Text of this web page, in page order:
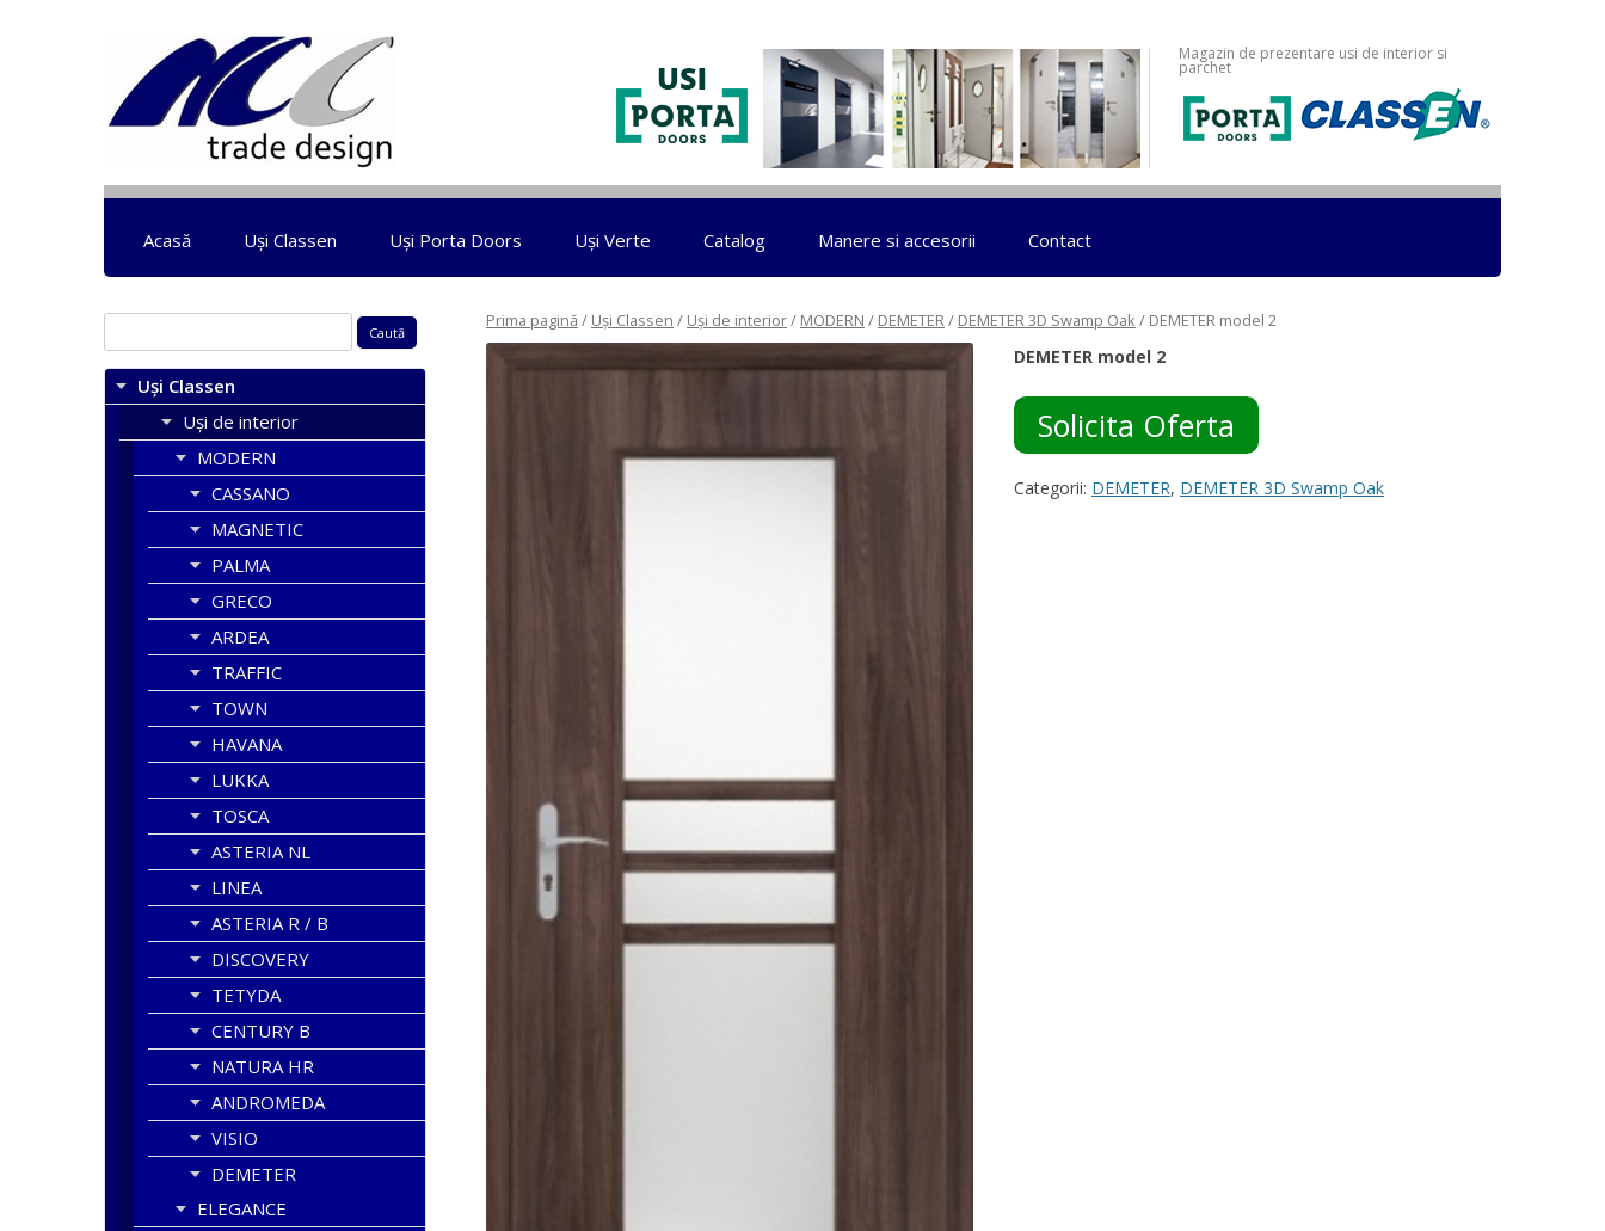
Magazin de prezentare usi de interior si
parchet
Sari la conținut
Acasă Uși Classen Uși Porta Doors Uși Verte Catalog Manere si accesorii Contact
Prima pagină / Uși Classen / Uși de interior/ MODERN / DEMETER/ DEMETER 3D Swamp Oak / DEMETER model 2
DEMETER model 2
Solicita Oferta
Categorii: DEMETER, DEMETER 3D Swamp Oak
după:
Uși Classen
Uși de interior
MODERN
CASSANO
MAGNETIC
PALMA
GRECO
ARDEA
TRAFFIC
TOWN
HAVANA
LUKKA
TOSCA
ASTERIA NL
LINEA
ASTERIA R / B
DISCOVERY
TETYDA
CENTURY B
NATURA HR
ANDROMEDA
VISIO
DEMETER
ELEGANCE